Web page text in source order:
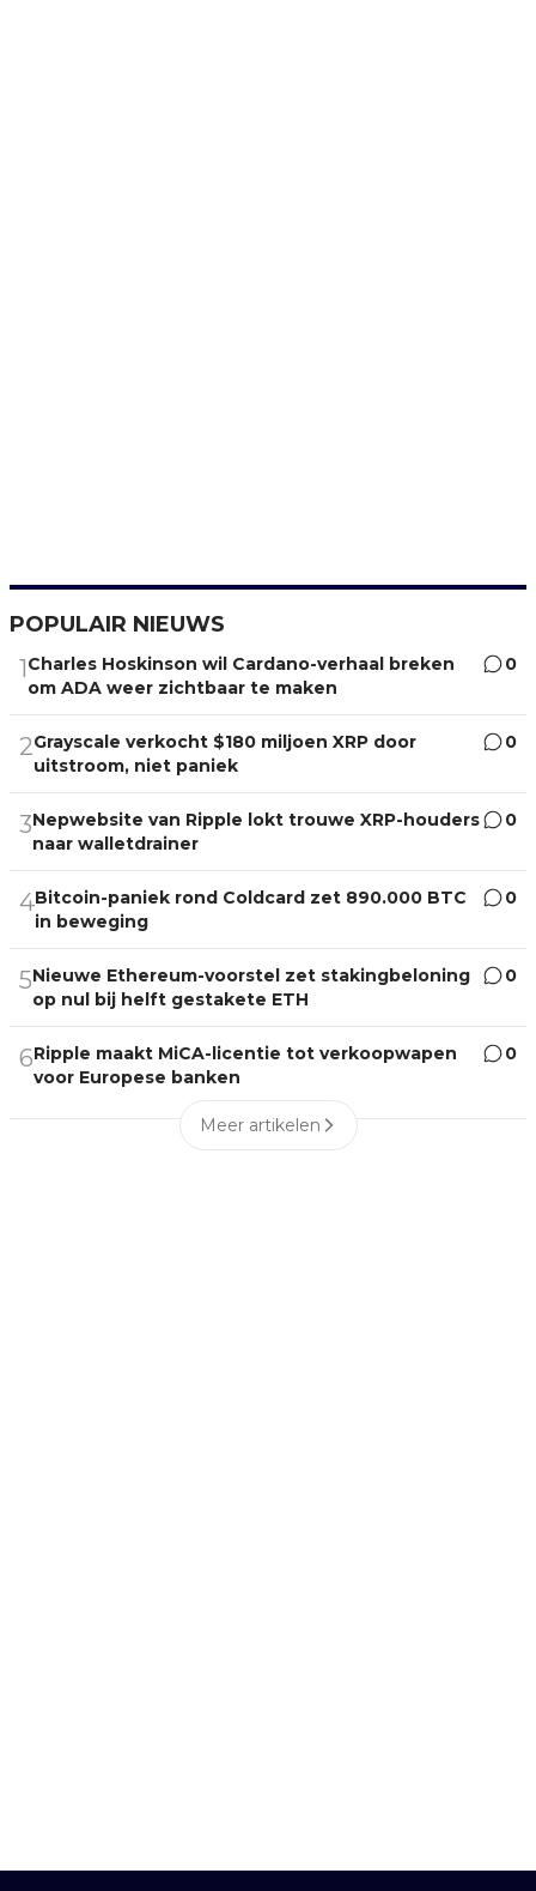
POPULAIR NIEUWS
1Charles Hoskinson wil Cardano-verhaal breken
om ADA weer zichtbaar te maken
0
2Grayscale verkocht $180 miljoen XRP door
uitstroom, niet paniek
0
3Nepwebsite van Ripple lokt trouwe XRP-houders
naar walletdrainer
0
4Bitcoin-paniek rond Coldcard zet 890.000 BTC
in beweging
0
5Nieuwe Ethereum-voorstel zet stakingbeloning
op nul bij helft gestakete ETH
0
6Ripple maakt MiCA-licentie tot verkoopwapen
voor Europese banken
0
Meer artikelen